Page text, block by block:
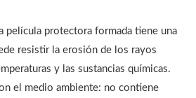
película protectora formada tiene una
resistir la erosión de los rayos
y las sustancias químicas.
el medio ambiente: no contiene